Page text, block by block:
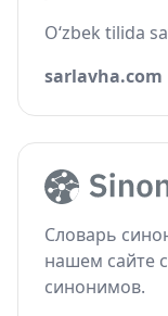
O‘zbek tilida
sarlavha.com
Словарь
нашем сайте
синонимов.